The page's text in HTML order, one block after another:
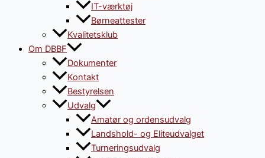
IT-værktøj
Børneattester
Kvalitetsklub
Om DBBF
Dokumenter
Kontakt
Bestyrelsen
Udvalg
Amatør og ordensudvalg
Landshold- og Eliteudvalget
Turneringsudvalg